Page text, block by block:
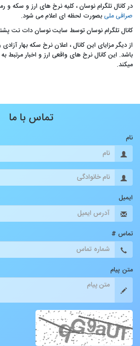
در کانال تلگرام نوسان ، کلیه نرخ های ارز و سکه و
صرافی ملیبصورت لحظه ای اعلام می شود.
کانال تلگرام نوسان توسط سایت نوسان دات نت
از دیگر مزایای این کانال ، اعلان نرخ سکه بهار
باشد. این کانال نرخ های واقعی ارز و اخبار مرتبط به
میکند.
تماس با ما
نام
ایمیل
تماس #
متن پیام